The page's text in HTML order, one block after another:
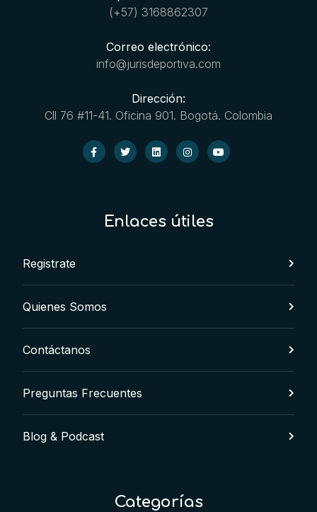
(+57) 3168862307
Correo electrónico:
info@jurisdeportiva.com
Dirección:
Cll 76 #11-41. Oficina 901. Bogotá. Colombia
Enlaces útiles
Registrate
Quienes Somos
Contáctanos
Preguntas Frecuentes
Blog & Podcast
Categorías